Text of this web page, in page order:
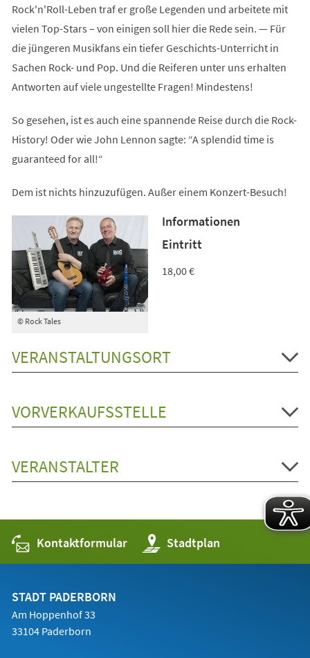
Rock'n'Roll-Leben traf er große Legenden und arbeitete mit
vielen Top-Stars – von einigen soll hier die Rede sein. — Für
die jüngeren Musikfans ein tiefer Geschichts-Unterricht in
Sachen Rock- und Pop. Und die Reiferen unter uns erhalten
Antworten auf viele ungestellte Fragen! Mindestens!
So gesehen, ist es auch eine spannende Reise durch die Rock-
History! Oder wie John Lennon sagte: “A splendid time is
guaranteed for all!“
Dem ist nichts hinzuzufügen. Außer einem Konzert-Besuch!
© Rock Tales
Informationen
Eintritt
18,00 €
VERANSTALTUNGSORT
VORVERKAUFSSTELLE
VERANSTALTER
Kontaktformular Stadtplan
(Öffnet
in
einem
STADT PADERBORN
Am Hoppenhof 33
33104 Paderborn